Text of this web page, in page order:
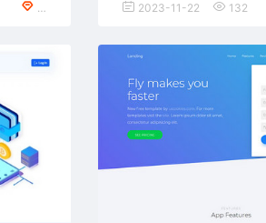
2023-11-22 132